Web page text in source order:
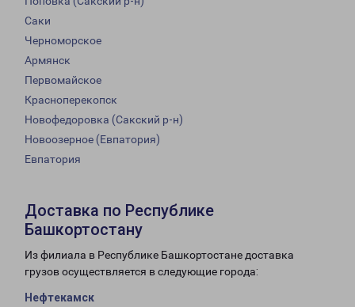
Саки
Черноморское
Армянск
Первомайское
Красноперекопск
Новофедоровка (Сакский р-н)
Новоозерное (Евпатория)
Евпатория
Доставка по Республике
Башкортостану
Из филиала в Республике Башкортостане доставка
грузов осуществляется в следующие города:
Нефтекамск